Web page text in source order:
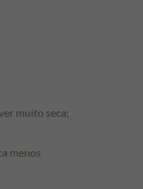
muito seca;
menos